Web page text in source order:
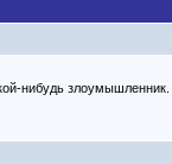
нибудь